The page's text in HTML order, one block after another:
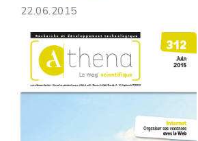
22.06.2015